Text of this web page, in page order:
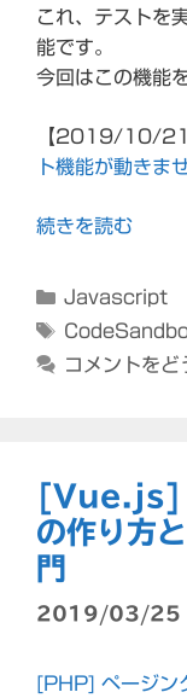
これ、テストを
能です。
今回はこの機能
【2019/10/21
ト機能が動きま
続きを読む
カ
テ
Javascript
タ
グ
コメントをど
[Vue.js]
の作り方
門
2019/03/25
[PHP] ページン